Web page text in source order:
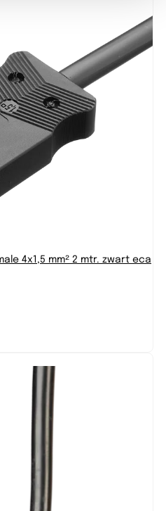
4x1,5 mm² 2 mtr. zwart eca